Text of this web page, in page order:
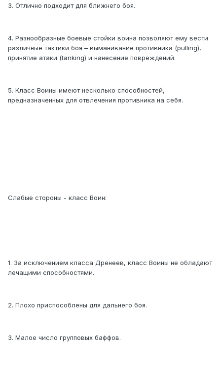
3. Отлично подходит для ближнего боя.
4. Разнообразные боевые стойки воина позволяют ему вести
различные тактики боя – выманивание противника (pulling),
принятие атаки (tanking) и нанесение повреждений.
5. Класс Воины имеют несколько способностей,
предназначенных для отвлечения противника на себя.
Слабые стороны - класс Воин:
1. За исключением класса Дренеев, класс Воины не обладают
лечащими способностями.
2. Плохо приспособлены для дальнего боя.
3. Малое число групповых баффов.